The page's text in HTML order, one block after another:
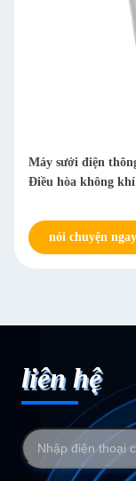
Máy sưởi điện
Điều hòa không khí
nói chuyện
liên hệ